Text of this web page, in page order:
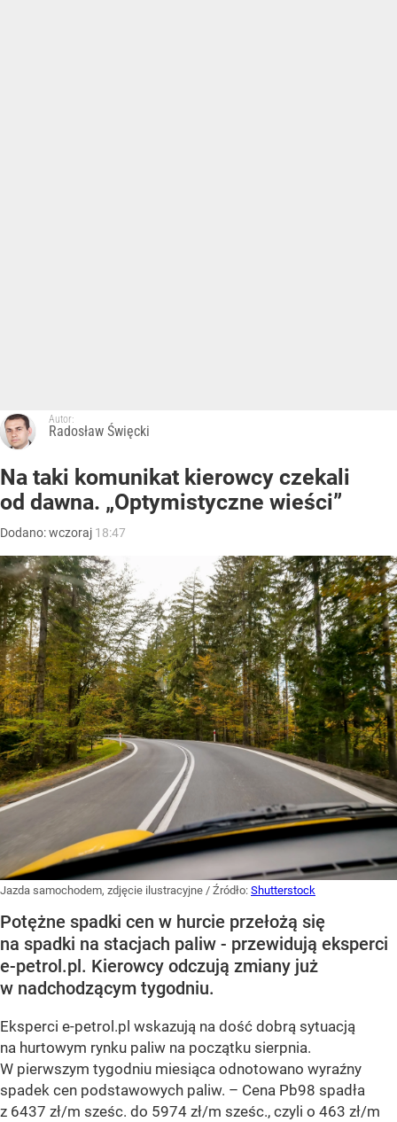
Autor:
Radosław Święcki
Na taki komunikat kierowcy czekali
od dawna. „Optymistyczne wieści”
Dodano:wczoraj 18:47
Jazda samochodem, zdjęcie ilustracyjne / Źródło: Shutterstock
Potężne spadki cen w hurcie przełożą się
na spadki na stacjach paliw - przewidują eksperci
e-petrol.pl. Kierowcy odczują zmiany już
w nadchodzącym tygodniu.
Eksperci e-petrol.pl wskazują na dość dobrą sytuacją
na hurtowym rynku paliw na początku sierpnia.
W pierwszym tygodniu miesiąca odnotowano wyraźny
spadek cen podstawowych paliw. – Cena Pb98 spadła
z 6437 zł/m sześc. do 5974 zł/m sześc., czyli o 463 zł/m